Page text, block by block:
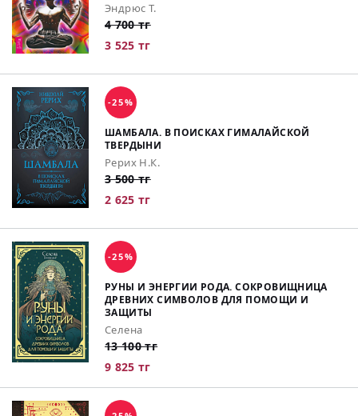
Эндрюс Т.
4 700 тг
3 525 тг
-25%
ШАМБАЛА. В ПОИСКАХ ГИМАЛАЙСКОЙ
ТВЕРДЫНИ
Рерих Н.К.
3 500 тг
2 625 тг
-25%
РУНЫ И ЭНЕРГИИ РОДА. СОКРОВИЩНИЦА
ДРЕВНИХ СИМВОЛОВ ДЛЯ ПОМОЩИ И
ЗАЩИТЫ
Селена
13 100 тг
9 825 тг